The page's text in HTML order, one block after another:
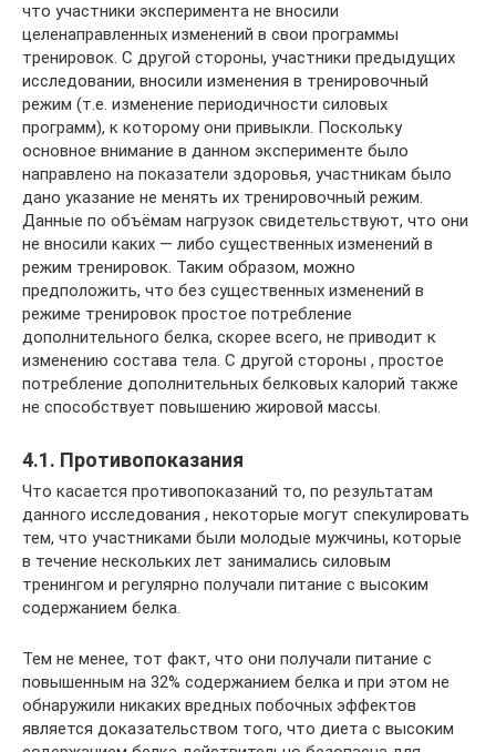
что участники эксперимента не вносили
целенаправленных изменений в свои программы
тренировок. С другой стороны, участники предыдущих
исследовании, вносили изменения в тренировочный
режим (т.е. изменение периодичности силовых
программ), к которому они привыкли. Поскольку
основное внимание в данном эксперименте было
направлено на показатели здоровья, участникам было
дано указание не менять их тренировочный режим.
Данные по объёмам нагрузок свидетельствуют, что они
не вносили каких — либо существенных изменений в
режим тренировок. Таким образом, можно
предположить, что без существенных изменений в
режиме тренировок простое потребление
дополнительного белка, скорее всего, не приводит к
изменению состава тела. С другой стороны , простое
потребление дополнительных белковых калорий также
не способствует повышению жировой массы.
4.1. Противопоказания
Что касается противопоказаний то, по результатам
данного исследования , некоторые могут спекулировать
тем, что участниками были молодые мужчины, которые
в течение нескольких лет занимались силовым
тренингом и регулярно получали питание с высоким
содержанием белка.
Тем не менее, тот факт, что они получали питание с
повышенным на 32% содержанием белка и при этом не
обнаружили никаких вредных побочных эффектов
является доказательством того, что диета с высоким